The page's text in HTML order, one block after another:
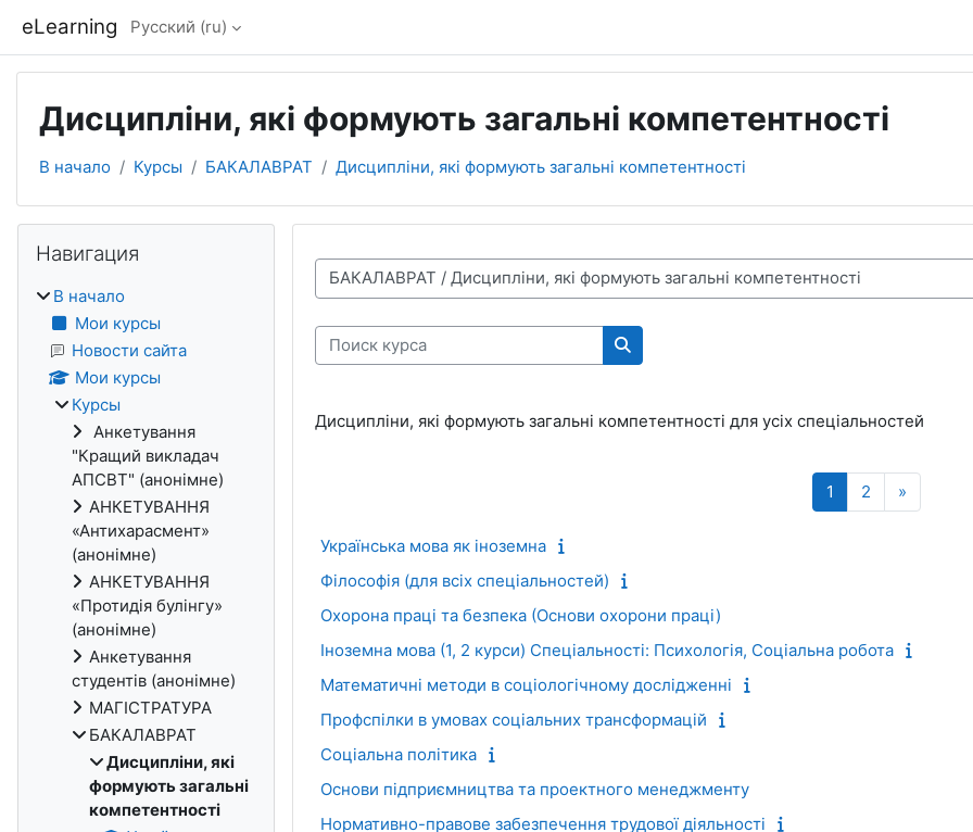
eLearning Русский ‎(ru)‎
Дисципліни, які формують загальні компетентності
В начало Курсы БАКАЛАВРАТ Дисципліни, які формують загальні компетентності
Категории курсов
Поиск курса
Поиск курса
Дисципліни, які формують загальні компетентності для усіх спеціальностей
1 Страница 1
2 Страница 2
»
Українська мова як іноземна
Філософія (для всіх спеціальностей)
Охорона праці та безпека (Основи охорони праці)
Іноземна мова (1, 2 курси) Спеціальності: Психологія, Соціальна робота
Математичні методи в соціологічному дослідженні
Профспілки в умовах соціальних трансформацій
Соціальна політика
Основи підприємництва та проектного менеджменту
Нормативно-правове забезпечення трудової діяльності
Блоки
Навигация
В начало
Мои курсы
Новости сайта
Мои курсы
Курсы
Анкетування
"Кращий викладач
АПСВТ" (анонімне)
АНКЕТУВАННЯ
«Антихарасмент»
(анонімне)
АНКЕТУВАННЯ
«Протидія булінгу»
(анонімне)
Анкетування
студентів (анонімне)
МАГІСТРАТУРА
БАКАЛАВРАТ
Дисципліни, які
формують загальні
компетентності